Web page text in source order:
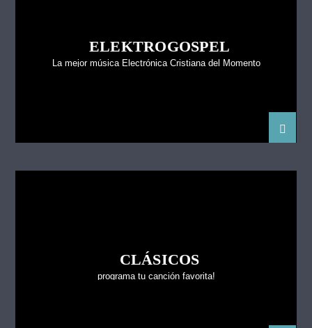
ELEKTROGOSPEL
La mejor música Electrónica Cristiana del Momento
CLÁSICOS
programa tu canción favorita!